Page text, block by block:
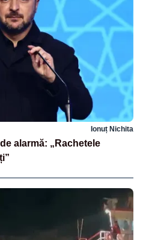
Ionuț Nichita
alarmă: „Rachetele